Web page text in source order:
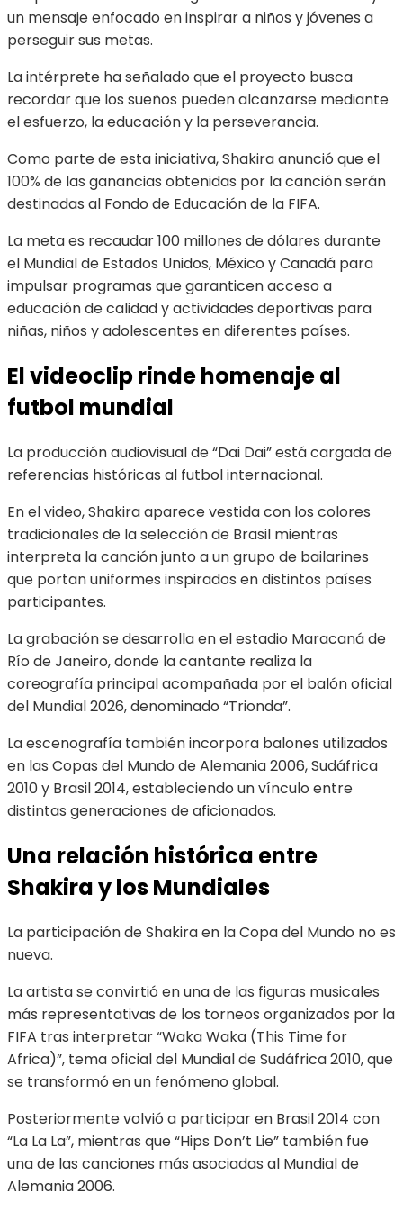
un mensaje enfocado en inspirar a niños y jóvenes a
perseguir sus metas.
La intérprete ha señalado que el proyecto busca
recordar que los sueños pueden alcanzarse mediante
el esfuerzo, la educación y la perseverancia.
Como parte de esta iniciativa, Shakira anunció que el
100% de las ganancias obtenidas por la canción serán
destinadas al Fondo de Educación de la FIFA.
La meta es recaudar 100 millones de dólares durante
el Mundial de Estados Unidos, México y Canadá para
impulsar programas que garanticen acceso a
educación de calidad y actividades deportivas para
niñas, niños y adolescentes en diferentes países.
El videoclip rinde homenaje al
futbol mundial
La producción audiovisual de “Dai Dai” está cargada de
referencias históricas al futbol internacional.
En el video, Shakira aparece vestida con los colores
tradicionales de la selección de Brasil mientras
interpreta la canción junto a un grupo de bailarines
que portan uniformes inspirados en distintos países
participantes.
La grabación se desarrolla en el estadio Maracaná de
Río de Janeiro, donde la cantante realiza la
coreografía principal acompañada por el balón oficial
del Mundial 2026, denominado “Trionda”.
La escenografía también incorpora balones utilizados
en las Copas del Mundo de Alemania 2006, Sudáfrica
2010 y Brasil 2014, estableciendo un vínculo entre
distintas generaciones de aficionados.
Una relación histórica entre
Shakira y los Mundiales
La participación de Shakira en la Copa del Mundo no es
nueva.
La artista se convirtió en una de las figuras musicales
más representativas de los torneos organizados por la
FIFA tras interpretar “Waka Waka (This Time for
Africa)”, tema oficial del Mundial de Sudáfrica 2010, que
se transformó en un fenómeno global.
Posteriormente volvió a participar en Brasil 2014 con
“La La La”, mientras que “Hips Don’t Lie” también fue
una de las canciones más asociadas al Mundial de
Alemania 2006.